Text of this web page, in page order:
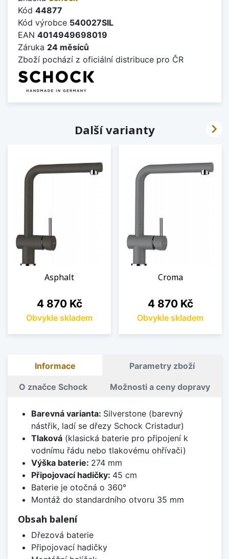
Kód 44877
Kód výrobce 540027SIL
EAN 4014949698019
Záruka 24 měsíců
Zboží pochází z oficiální distribuce pro ČR
Další varianty
Asphalt
Cena
4 870 Kč
Obvykle skladem
Croma
Cena
4 870 Kč
Obvykle skladem

Informace Parametry zboží
O značce Schock Možnosti a ceny dopravy
Barevná varianta: Silverstone (barevný
nástřik, ladí se dřezy Schock Cristadur)
Tlaková(klasická baterie pro připojení k
vodnímu řádu nebo tlakovému ohřívači)
Výška baterie: 274 mm
Připojovací hadičky: 45 cm
Baterie je otočná o 360°
Montáž do standardního otvoru 35 mm
Obsah balení
Dřezová baterie
Připojovací hadičky